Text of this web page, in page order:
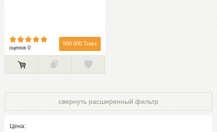
990 000 Тенге
оценок 0
свернуть расширенный фильтр
Цена: